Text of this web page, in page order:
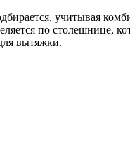
учитывая
по столешнице,
вытяжки.